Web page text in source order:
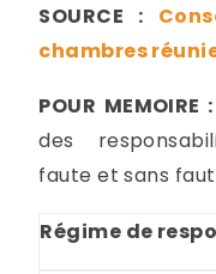
SOURCE :
chambres
POUR MEMOIRE :
des
faute et sans
Régime de